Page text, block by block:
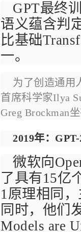
GPT最终
语义蕴含判
比基础
一。
为了创造通用
首席科学家Ilya
Greg Brockman
2019年：
微软向
了具有15亿
1原理相同
同时，他们
Models are